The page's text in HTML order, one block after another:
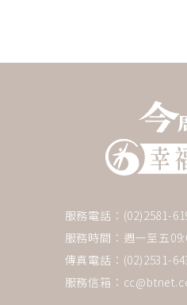
服務電話：(02)2581-
服務時間：週一至五
傳真電話：(02)2531-
服務信箱：